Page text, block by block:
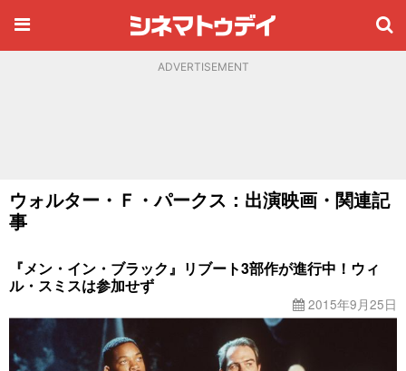
ADVERTISEMENT
ウォルター・Ｆ・パークス：出演映画・関連記
事
『メン・イン・ブラック』リブート3部作が進行中！ウィ
ル・スミスは参加せず
2015年9月25日